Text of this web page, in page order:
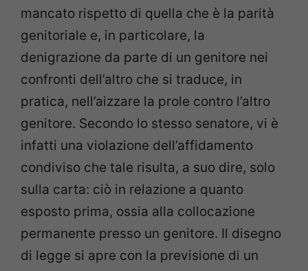
mancato rispetto di quella che è la parità
genitoriale e, in particolare, la
denigrazione da parte di un genitore nei
confronti dell’altro che si traduce, in
pratica, nell’aizzare la prole contro l’altro
genitore. Secondo lo stesso senatore, vi è
infatti una violazione dell’affidamento
condiviso che tale risulta, a suo dire, solo
sulla carta: ciò in relazione a quanto
esposto prima, ossia alla collocazione
permanente presso un genitore. Il disegno
di legge si apre con la previsione di un